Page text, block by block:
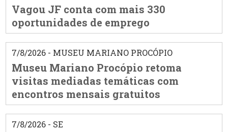
Vagou JF conta com mais 330
oportunidades de emprego
7/8/2026 - MUSEU MARIANO PROCÓPIO
Museu Mariano Procópio retoma
visitas mediadas temáticas com
encontros mensais gratuitos
7/8/2026 - SE